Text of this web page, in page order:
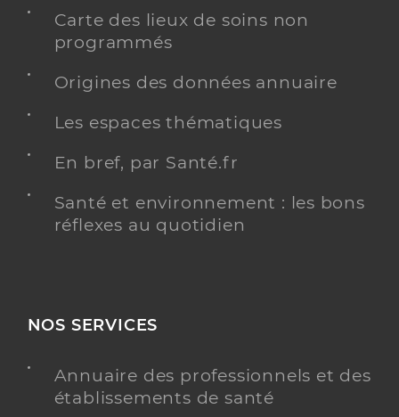
Carte des lieux de soins non
programmés
Origines des données annuaire
Les espaces thématiques
En bref, par Santé.fr
Santé et environnement : les bons
réflexes au quotidien
NOS SERVICES
Annuaire des professionnels et des
établissements de santé